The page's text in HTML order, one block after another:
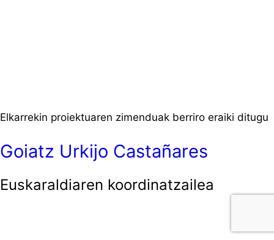
Elkarrekin proiektuaren zimenduak berriro eraiki ditugu
Goiatz Urkijo Castañares
Euskaraldiaren koordinatzailea